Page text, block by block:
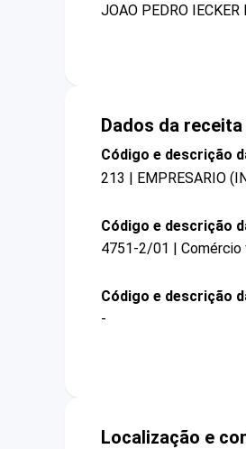
JOAO PEDRO
Dados da
Código e descrição
213 | EMPRESARIO
Código e descrição
4751-2/01 | Comércio
Código e descrição
-
Localização e